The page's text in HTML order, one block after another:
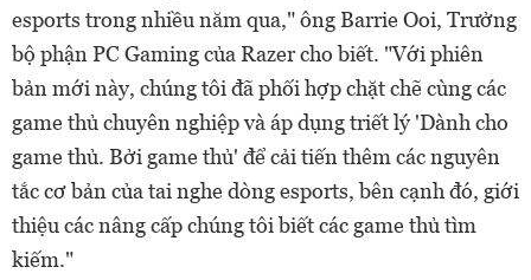
esports trongnhiều năm qua,"ông Barrie Ooi, Trưởng
bộ phận PC Gaming của Razer cho biết. "Với phiên
bản mới này, chúng tôi đã phối hợpchặt chẽ cùng các
game thủ chuyên nghiệp và áp dụng triết lý 'Dành cho
game thủ. Bởi game thủ' để cải tiến thêm các nguyên
tắc cơ bản của tai nghe dòng esports, bên cạnh đó, giới
thiệu cácnâng cấp chúngtôi biếtcác game thủ tìm
kiếm."